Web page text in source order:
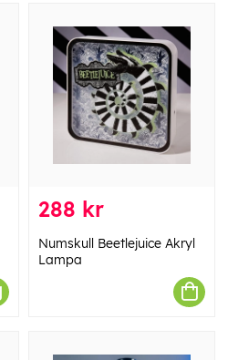
288 kr
Numskull Beetlejuice Akryl
Lampa